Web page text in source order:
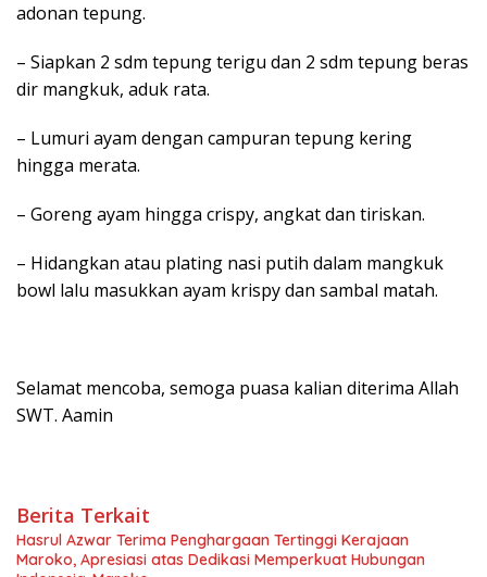
adonan tepung.
– Siapkan 2 sdm tepung terigu dan 2 sdm tepung beras
dir mangkuk, aduk rata.
– Lumuri ayam dengan campuran tepung kering
hingga merata.
– Goreng ayam hingga crispy, angkat dan tiriskan.
– Hidangkan atau plating nasi putih dalam mangkuk
bowl lalu masukkan ayam krispy dan sambal matah.
Selamat mencoba, semoga puasa kalian diterima Allah
SWT. Aamin
Berita Terkait
Hasrul Azwar Terima Penghargaan Tertinggi Kerajaan
Maroko, Apresiasi atas Dedikasi Memperkuat Hubungan